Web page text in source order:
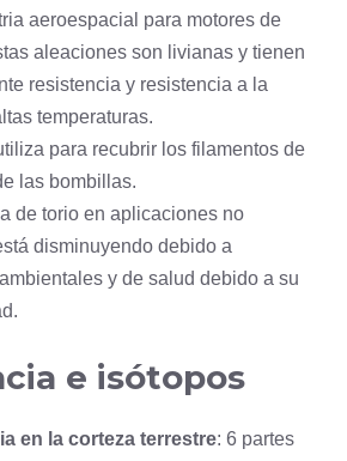
aeroespacial para motores de
aleaciones son livianas y tienen
resistencia y resistencia a la
temperaturas.
para recubrir los filamentos de
las bombillas.
de torio en aplicaciones no
disminuyendo debido a
y de salud debido a su
e isótopos
en la corteza terrestre: 6 partes